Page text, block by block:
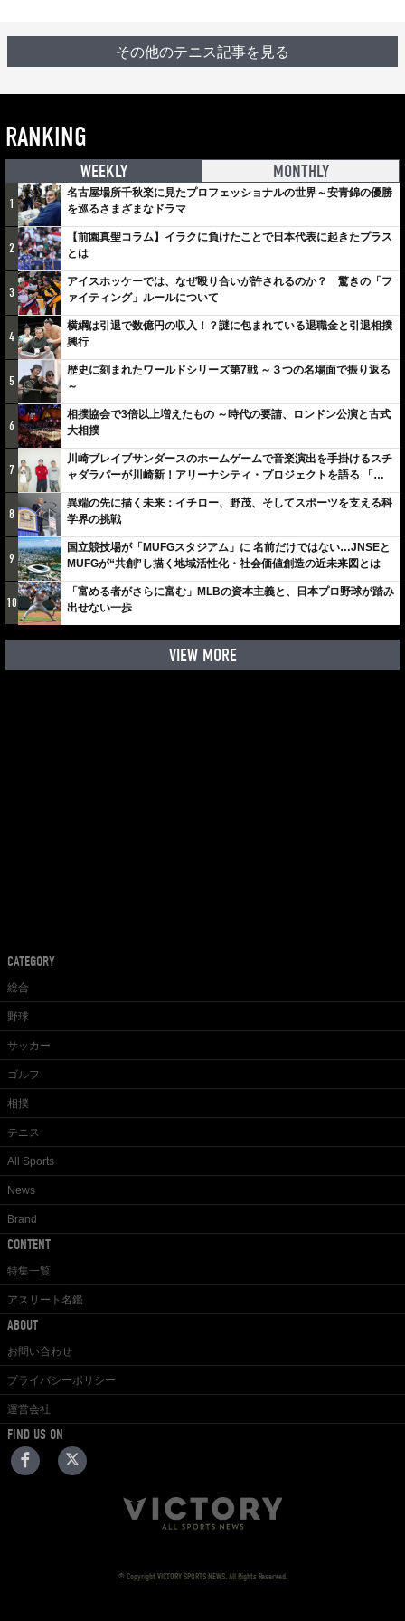
その他のテニス記事を見る
RANKING
WEEKLY MONTHLY
1
名古屋場所千秋楽に見たプロフェッショナルの世界～安青錦の優勝
を巡るさまざまなドラマ
2
【前園真聖コラム】イラクに負けたことで日本代表に起きたプラス
とは
3
アイスホッケーでは、なぜ殴り合いが許されるのか？ 驚きの「フ
ァイティング」ルールについて
4
横綱は引退で数億円の収入！？謎に包まれている退職金と引退相撲
興行
5
歴史に刻まれたワールドシリーズ第7戦 ～３つの名場面で振り返る
～
6
相撲協会で3倍以上増えたもの ～時代の要請、ロンドン公演と古式
大相撲
7
川崎ブレイブサンダースのホームゲームで音楽演出を手掛けるスチ
ャダラパーが川崎新！アリーナシティ・プロジェクトを語る 「楽
しみでしかないでしょ。川崎は、ずっと成長曲線だから」
8
異端の先に描く未来：イチロー、野茂、そしてスポーツを支える科
学界の挑戦
9
国立競技場が「MUFGスタジアム」に 名前だけではない…JNSEと
MUFGが“共創”し描く地域活性化・社会価値創造の近未来図とは
10
「富める者がさらに富む」MLBの資本主義と、日本プロ野球が踏み
出せない一歩
VIEW MORE
CATEGORY
総合
野球
サッカー
ゴルフ
相撲
テニス
All Sports
News
Brand
CONTENT
特集一覧
アスリート名鑑
ABOUT
お問い合わせ
プライバシーポリシー
運営会社
FIND US ON
© Copyright VICTORY SPORTS NEWS. All Rights Reserved.